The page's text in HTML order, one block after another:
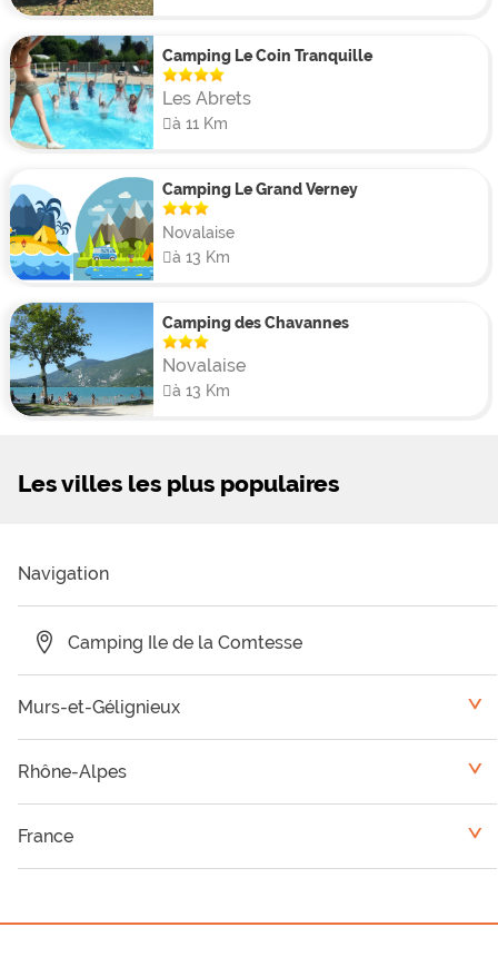
Camping Le Coin Tranquille
Les Abrets
à 11 Km
Camping Le Grand Verney
Novalaise
à 13 Km
Camping des Chavannes
Novalaise
à 13 Km
Les villes les plus populaires
Navigation
Camping Ile de la Comtesse
Murs-et-Gélignieux <
Rhône-Alpes <
France <